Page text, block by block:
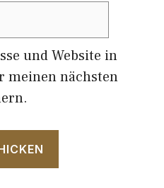
und Website in
meinen nächsten